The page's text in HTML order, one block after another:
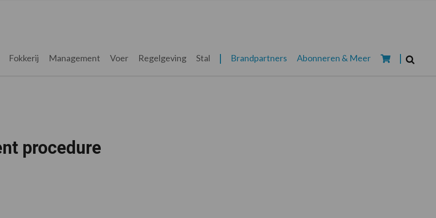
Fokkerij Management Voer Regelgeving Stal Brandpartners Abonneren & Meer
procedure